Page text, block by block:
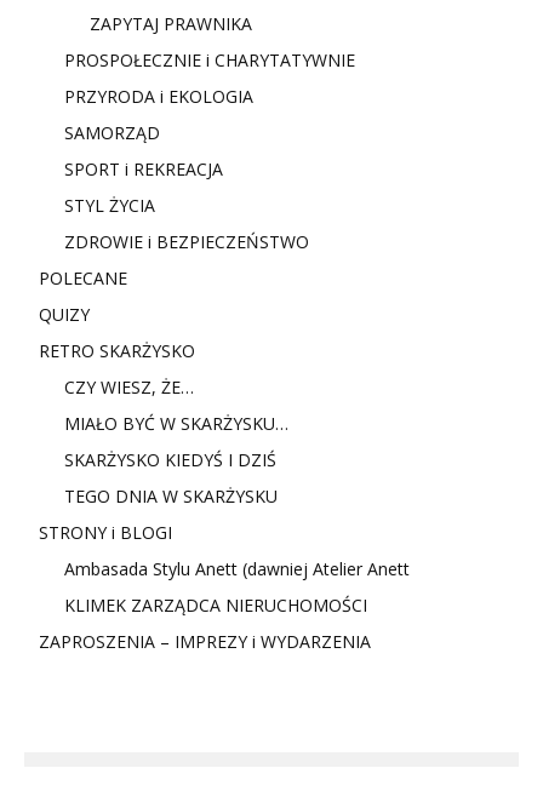
ZAPYTAJ PRAWNIKA
PROSPOŁECZNIE i CHARYTATYWNIE
PRZYRODA i EKOLOGIA
SAMORZĄD
SPORT i REKREACJA
STYL ŻYCIA
ZDROWIE i BEZPIECZEŃSTWO
POLECANE
QUIZY
RETRO SKARŻYSKO
CZY WIESZ, ŻE…
MIAŁO BYĆ W SKARŻYSKU…
SKARŻYSKO KIEDYŚ I DZIŚ
TEGO DNIA W SKARŻYSKU
STRONY i BLOGI
Ambasada Stylu Anett (dawniej Atelier Anett
KLIMEK ZARZĄDCA NIERUCHOMOŚCI
ZAPROSZENIA – IMPREZY i WYDARZENIA